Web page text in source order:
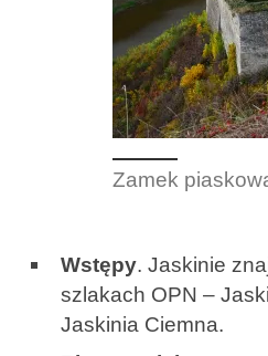
Zamek
Wstępy. Jaskinie
szlakach OPN –
Jaskinia Ciemna.